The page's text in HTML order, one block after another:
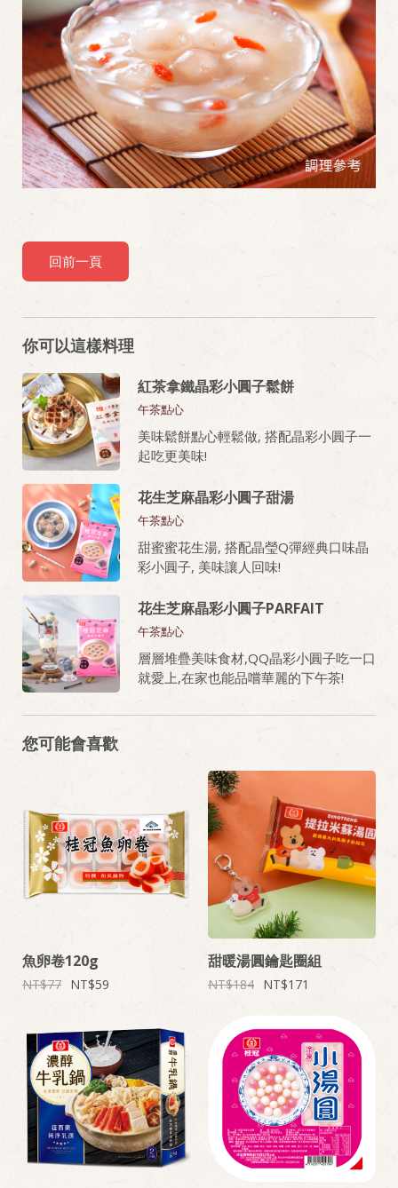
回前一頁
你可以這樣料理
紅茶拿鐵晶彩小圓子鬆餅
午茶點心
美味鬆餅點心輕鬆做, 搭配晶彩小圓子一
起吃更美味!
花生芝麻晶彩小圓子甜湯
午茶點心
甜蜜蜜花生湯, 搭配晶瑩Q彈經典口味晶
彩小圓子, 美味讓人回味!
花生芝麻晶彩小圓子PARFAIT
午茶點心
層層堆疊美味食材,QQ晶彩小圓子吃一口
就愛上,在家也能品嚐華麗的下午茶!
您可能會喜歡
魚卵卷120g
77 59
甜暖湯圓鑰匙圈組
184 171